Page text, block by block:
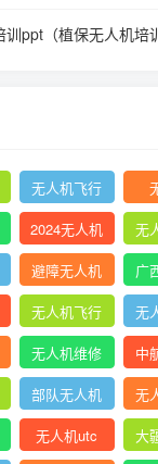
ppt（植保无人机培
无人机飞行
申请
2024无人机
新规
无
避障无人机
广
人
司
无人机飞行
控制系统中
的pid控制器
无
无人机维修
中
部队无人机
无
无人机utc
大